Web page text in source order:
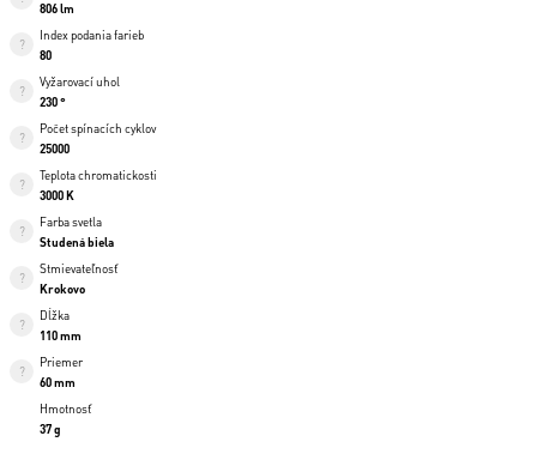
806 lm
Index podania farieb
80
Vyžarovací uhol
230 °
Počet spínacích cyklov
25000
Teplota chromatickosti
3000 K
Farba svetla
Studená biela
Stmievateľnosť
Krokovo
Dĺžka
110 mm
Priemer
60 mm
Hmotnosť
37 g